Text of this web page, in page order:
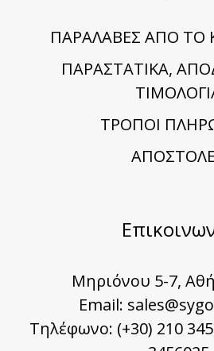
ΠΑΡΑΛΑΒΕΣ ΑΠΟ ΤΟ
ΠΑΡΑΣΤΑΤΙΚΑ,
TΡΟΠΟΙ
Μηριόνου 5-7,
Email:
Τηλέφωνο: (+30) 210